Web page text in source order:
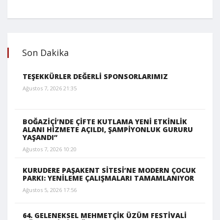
Son Dakika
TEŞEKKÜRLER DEĞERLİ SPONSORLARIMIZ
Ağustos 7, 2026 21:35
BOĞAZİÇİ’NDE ÇİFTE KUTLAMA YENİ ETKİNLİK
ALANI HİZMETE AÇILDI, ŞAMPİYONLUK GURURU
YAŞANDI”
Ağustos 7, 2026 10:20
KURUDERE PAŞAKENT SİTESİ’NE MODERN ÇOCUK
PARKI: YENİLEME ÇALIŞMALARI TAMAMLANIYOR
Ağustos 5, 2026 17:56
64. GELENEKSEL MEHMETÇİK ÜZÜM FESTİVALİ